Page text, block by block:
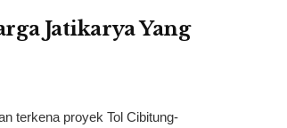
Jatikarya Yang
terkena proyek Tol Cibitung-